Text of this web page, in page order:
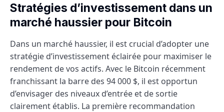
Stratégies d’investissement dans un
marché haussier pour Bitcoin
Dans un marché haussier, il est crucial d’adopter une
stratégie d’investissement éclairée pour maximiser le
rendement de vos actifs. Avec le Bitcoin récemment
franchissant la barre des 94 000 $, il est opportun
d’envisager des niveaux d’entrée et de sortie
clairement établis. La première recommandation